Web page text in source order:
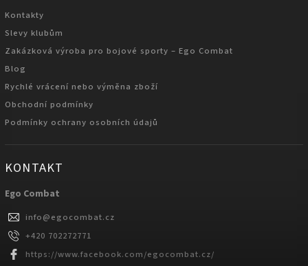
Kontakty
Slevy klubům
Zakázková výroba pro bojové sporty – Ego Combat
Blog
Rychlé vrácení nebo výměna zboží
Obchodní podmínky
Podmínky ochrany osobních údajů
KONTAKT
Ego Combat
info@egocombat.cz
+420 702272771
https://www.facebook.com/egocombat.cz/